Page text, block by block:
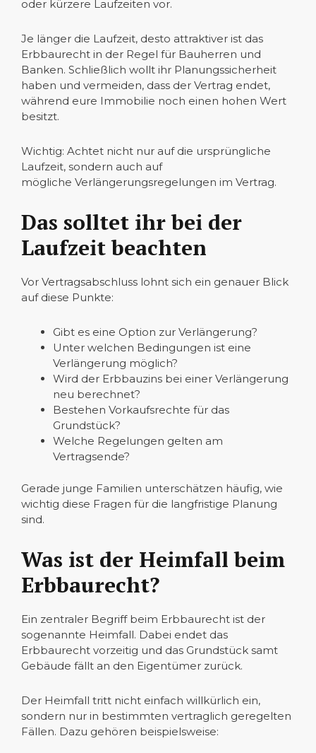
oder kürzere Laufzeiten vor.
Je länger die Laufzeit, desto attraktiver ist das
Erbbaurecht in der Regel für Bauherren und
Banken. Schließlich wollt ihr Planungssicherheit
haben und vermeiden, dass der Vertrag endet,
während eure Immobilie noch einen hohen Wert
besitzt.
Wichtig: Achtet nicht nur auf die ursprüngliche
Laufzeit, sondern auch auf
mögliche Verlängerungsregelungen im Vertrag.
Das solltet ihr bei der
Laufzeit beachten
Vor Vertragsabschluss lohnt sich ein genauer Blick
auf diese Punkte:
Gibt es eine Option zur Verlängerung?
Unter welchen Bedingungen ist eine
Verlängerung möglich?
Wird der Erbbauzins bei einer Verlängerung
neu berechnet?
Bestehen Vorkaufsrechte für das
Grundstück?
Welche Regelungen gelten am
Vertragsende?
Gerade junge Familien unterschätzen häufig, wie
wichtig diese Fragen für die langfristige Planung
sind.
Was ist der Heimfall beim
Erbbaurecht?
Ein zentraler Begriff beim Erbbaurecht ist der
sogenannte Heimfall. Dabei endet das
Erbbaurecht vorzeitig und das Grundstück samt
Gebäude fällt an den Eigentümer zurück.
Der Heimfall tritt nicht einfach willkürlich ein,
sondern nur in bestimmten vertraglich geregelten
Fällen. Dazu gehören beispielsweise: